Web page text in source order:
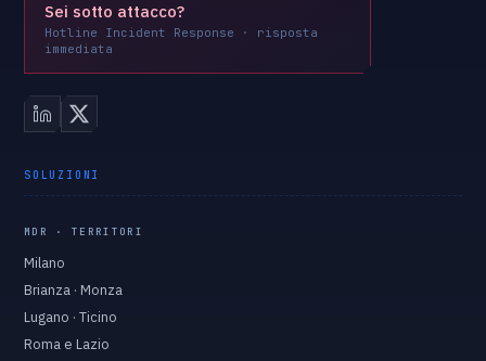
Sei sotto attacco?
Hotline Incident Response · risposta
immediata
SOLUZIONI
MDR · TERRITORI
Milano
Brianza · Monza
Lugano · Ticino
Roma e Lazio